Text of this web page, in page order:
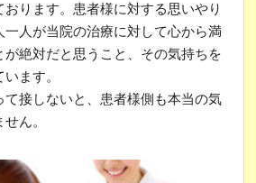
ります。患者様に対する思いやり
一人が当院の治療に対して心から満
が絶対だと思うこと、その気持ちを
ます。
て接しないと、患者様側も本当の気
ん。